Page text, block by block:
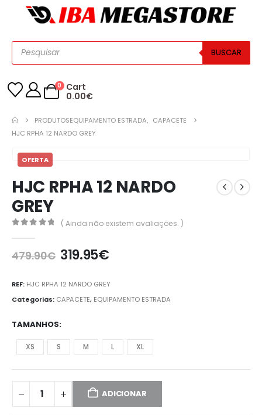
BUSCAR
0
Cart
0.00€
PRODUTOSEQUIPAMENTO ESTRADA, CAPACETE
HJC RPHA 12 NARDO GREY
OFERTA
HJC RPHA 12 NARDO
GREY
( Ainda não existem avaliações. )
479.90€ 319.95€
REF: HJC RPHA 12 NARDO GREY
Categorias: CAPACETE, EQUIPAMENTO ESTRADA
TAMANHOS
XS S M L XL
ADICIONAR